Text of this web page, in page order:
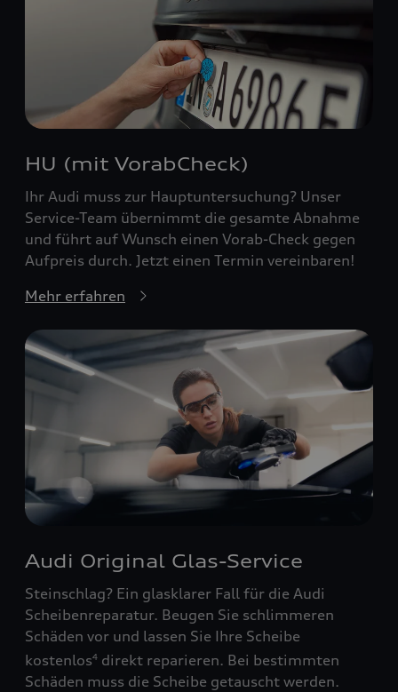
HU (mit VorabCheck)
Ihr Audi muss zur Hauptuntersuchung? Unser
Service-Team übernimmt die gesamte Abnahme
und führt auf Wunsch einen Vorab-Check gegen
Aufpreis durch. Jetzt einen Termin vereinbaren!
Mehr erfahren
Audi Original Glas-Service
Steinschlag? Ein glasklarer Fall für die Audi
Scheibenreparatur. Beugen Sie schlimmeren
Schäden vor und lassen Sie Ihre Scheibe
kostenlos4 direkt reparieren. Bei bestimmten
Schäden muss die Scheibe getauscht werden.